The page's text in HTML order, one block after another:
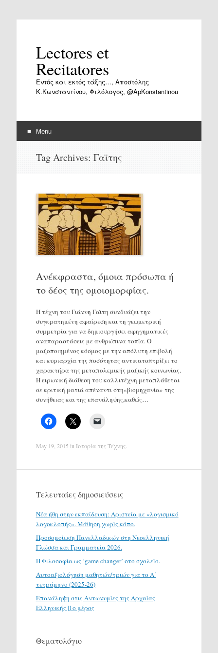
Lectores et
Recitatores
Εντός και εκτός τάξης…, Αποστόλης
Κ.Κωνσταντίνου, Φιλόλογος, @ApKonstantinou
Menu
Tag Archives: Γαϊτης
Ανέκφραστα, όμοια πρόσωπα ή
το δέος της ομοιομορφίας.
Η τέχνη του Γιάννη Γαϊτη συνδυάζει την
συγκρατημένη αφαίρεση και τη γεωμετρική
συμμετρία για να δημιουργήσει αφηγηματικές
αναπαραστάσεις με ανθρώπινα τοπία. Ο
μαζοποιημένος κόσμος με την απόλυτη επιβολή
και κυριαρχία της ποσότητας αντικατοπτρίζει το
χαρακτήρα της μεταπολεμικής μαζικής κοινωνίας.
Η ειρωνική διάθεση του καλλιτέχνη μεταπλάθεται
σε κριτική ματιά απέναντι στη«βιομηχανία» της
συνήθειας και της επανάληψης,καθώς…
May 19, 2015 in Ιστορία της Τέχνης.
Τελευταίες δημοσιεύσεις
Νέα ήθη στην εκπαίδευση: Αριστεία με «λογισμικό
λογοκλοπής». Μάθηση χωρίς κόπο.
Προσομοίωση Πανελλαδικών στη Νεοελληνική
Γλώσσα και Γραμματεία 2026.
H Φιλοσοφία ως ‘game changer’ στο σχολείο.
Αυτοαξιολόγηση μαθητών/τριών για το Α΄
τετράμηνο (2025-26)
Επανάληψη στις Αντωνυμίες της Αρχαίας
Ελληνικής |1ο μέρος
Θεματολόγιο